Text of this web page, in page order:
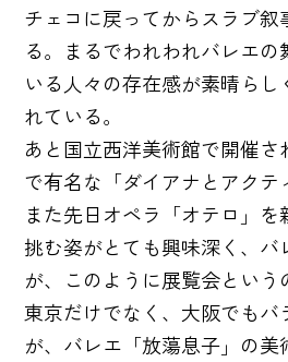
チェコに戻ってからスラブ
る。まるでわれわれバレエ
いる人々の存在感が素晴ら
れている。
あと国立西洋美術館で開催
で有名な「ダイアナとアクテ
また先日オペラ「オテロ」
挑む姿がとても興味深く、
が、このように展覧会とい
東京だけでなく、大阪でも
が、バレエ「放蕩息子」の